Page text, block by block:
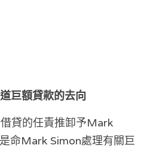
巨額貸款的去向
貸的任責推卸予Mark
命Mark Simon處理有關巨